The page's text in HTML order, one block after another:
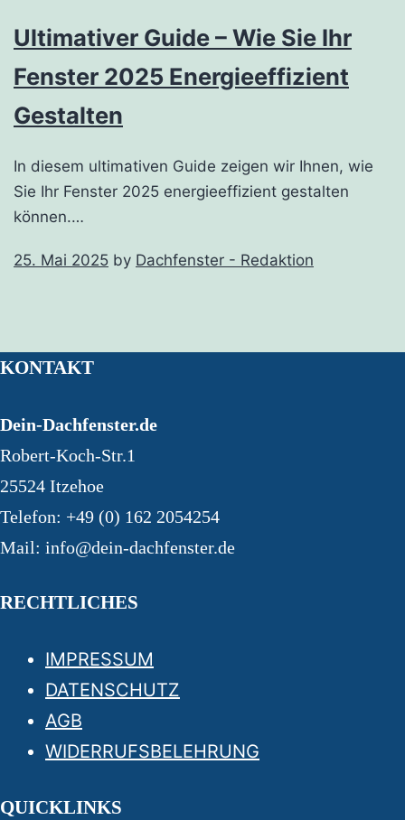
Ultimativer Guide – Wie Sie Ihr
Fenster 2025 Energieeffizient
Gestalten
In diesem ultimativen Guide zeigen wir Ihnen, wie
Sie Ihr Fenster 2025 energieeffizient gestalten
können.…
25. Mai 2025 by Dachfenster - Redaktion
KONTAKT
Dein-Dachfenster.de
Robert-Koch-Str.1
25524 Itzehoe
Telefon: +49 (0) 162 2054254
Mail: info@dein-dachfenster.de
RECHTLICHES
IMPRESSUM
DATENSCHUTZ
AGB
WIDERRUFSBELEHRUNG
QUICKLINKS